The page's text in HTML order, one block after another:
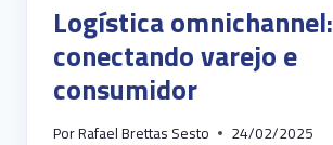
Logística omnichannel:
conectando varejo e
consumidor
PorRafael Brettas Sesto 24/02/2025